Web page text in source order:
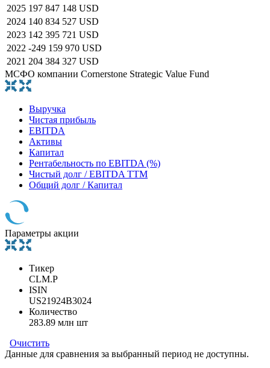
2025 197 847 148 USD
2024 140 834 527 USD
2023 142 395 721 USD
2022 -249 159 970 USD
2021 204 384 327 USD
МСФО компании Cornerstone Strategic Value Fund
Выручка
Чистая прибыль
EBITDA
Активы
Капитал
Рентабельность по EBITDA (%)
Чистый долг / EBITDA TTM
Общий долг / Капитал
Параметры акции
Тикер
CLM.P
ISIN
US21924B3024
Количество
283.89 млн шт
Очистить
Данные для сравнения за выбранный период не доступны.